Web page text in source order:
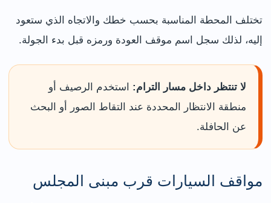
تختلف المحطة المناسبة بحسب خطك والاتجاه الذي ستعود
إليه، لذلك سجل اسم موقف العودة ورمزه قبل بدء الجولة.
لا تنتظر داخل مسار الترام: استخدم الرصيف أو
منطقة الانتظار المحددة عند التقاط الصور أو البحث
عن الحافلة.
مواقف السيارات قرب مبنى المجلس